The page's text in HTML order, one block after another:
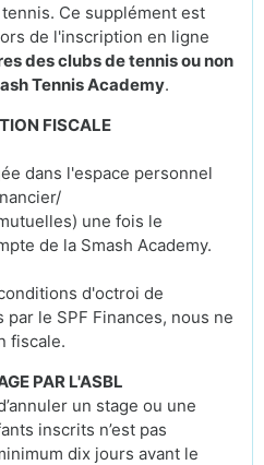
Ce supplément est
de l'inscription en ligne
des clubs de tennis ou non
Tennis Academy.
FISCALE
dans l'espace personnel
une fois le
de la Smash Academy.
d'octroi de
le SPF Finances, nous ne
fiscale.
PAR L'ASBL
un stage ou une
inscrits n’est pas
dix jours avant le